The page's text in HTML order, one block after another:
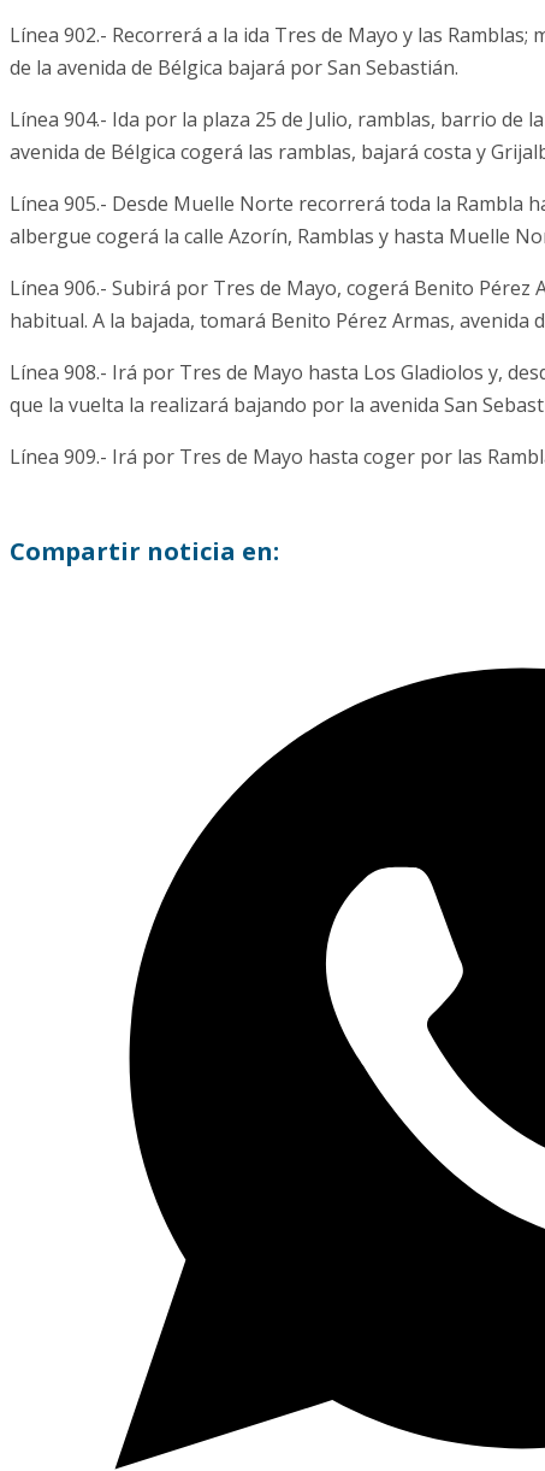
Línea 902.- Recorrerá a la ida Tres de Mayo y las
de la avenida de Bélgica bajará por San Sebastián.
Línea 904.- Ida por la plaza 25 de Julio, ramblas, barrio de
avenida de Bélgica cogerá las ramblas, bajará costa y
Línea 905.- Desde Muelle Norte recorrerá toda la Rambla
albergue cogerá la calle Azorín, Ramblas y hasta Muelle
Línea 906.- Subirá por Tres de Mayo, cogerá Benito
habitual. A la bajada, tomará Benito Pérez Armas, avenida
Línea 908.- Irá por Tres de Mayo hasta Los Gladiolos y,
que la vuelta la realizará bajando por la avenida San
Línea 909.- Irá por Tres de Mayo hasta coger por las
Compartir noticia en: